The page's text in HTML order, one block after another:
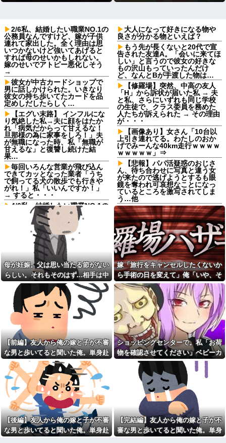
2/6私、結婚したい職業NO.1の
公務員なんですけど、嫁が子供
連れて家出した。全く理由は思
いつかないけど強いてあげると
すれば母のせいかもしれない。
嫁のせいでアトピー悪化しそう
→
彼女が中古カードショップで
男に話しかけられた。いきなり
彼女の持ち歩いてたカードを品
定めしだしたらしく…
【エグい末路】 インフルにな
り気絶した私→夫に顔をはたか
れ「病気だからって甘えるな！
旦那様の為に家事をしろ！」夫
が無職になった時、私「無職が
甘えるな」と復讐し続けた結
果…
毎回いろんな営業が飛び込ん
できてカッとなった業者「うち
で飼ってる犬の散歩でも行きや
がれ！」私「いいんですか！」
→ すると・・・
4/6私、結婚したい職業NO.1の
公務員なんですけど、嫁が子供
連れて家出した。全く理由は思
いつかないけど強いてあげると
すれば母のせいかもしれない。
嫁のせいでアトピー悪化しそう
【衝撃】 日本人「家が何千万
円もするのは狂ってる」大工
「はぁ？じゃ自分で作ってみろ
よ」→結果ｗｗｗｗｗｗ
【画像】こんな感じのクルマ
で車中泊旅したいよな？？？
みい山作者、みいちゃんでチ
ー牛なのではという疑惑が生ま
れるｗｗｗｗｗｗｗ
寺田心、週6ジム通いで体重
62kg→82kgに 110kgのベンチ
プレス持ち上げる姿披露
【悲報】親「うちの子にはゲ
ームは買い与えません。本だけ
で十分」→結果ｗｗｗ
ハンターハンターにわか「何
でも切れる刀は具現化できない(ﾆ
ﾁｯ」←これ
夫「嫁がメシマズで困ってる
んだよ。毎日つれーわｗ」義両
親「なに！食べに行く！」夫
「いや、そんな事しなくていい
からｗ」→ある日、私の作った
大人になって好きになる物や
良さが分かる物といえば？
もう先が長くないと20代で宣
告された友達A。「会いに来てほ
しい」と言うので彼女の好きな
もの沢山もっていったんだけ
ど、なんとBが手渡した物は…
【修羅場】突然、中高の友人
「H」から訴状が届いた私 → 夫
と私、さらにいずれも同じ学校
の生徒で、クラス委員を務めた
人たちが訴えられた → その理由
が・・・
【画像あり】女さん「10台以
上引き連れてる。わたしのおか
げでみーんな40km走行ｗｗｗｗ
ｗｗｗｗｗ」⇒
【悲報】パパ活疑惑のおじさ
ん、待ち合わせに写真と違う女
が来たので逃げようとするも眼
鏡を奪われ可哀想なことになっ
ているところを激写されてしま
う…他
中国製自動車、不具合により
ドアが勝手に開いてしまう件
【2/2】俺が嫁の体型について
うるさくいったり、挨拶を全く
しなかったりするんだけど、こ
れってモラハラなの？嫁が出て
行っちゃったんだが・・・
【悲報】母親に生活が苦しい
から50万くれって言われて断っ
たら縁切られたんだが
「お食い初めなんて俺になん
のメリットがあるの」「そんな
に大変なら育児やめれば？」冗
談で言ったのに本気に取られて
離婚を言い渡された
14年前に捨てられた元カノの
「托卵」が発覚し間男扱いされ
た。妻の疑いの視線の中、昔捨
てずに残していた『〇〇』を持
ち出した結果←修理屋のオッサ
ンの技術力とノリが神すぎる
彼女と結婚の話をしていた時
に言われたことが衝撃だった
彼女と結婚の話をしていた時
に言われたことが衝撃だった
犬が大嫌いで脂汗が止まらな
い私。リードをつけ放置された
犬に絡まれ、追いかけられた先
で『信じられない光景』を目撃
→必死で救急車を呼ぶも犬と取
母が妊娠。父は思い当たる節がない
らしい。それもそのはず...相手は中
1の...
嫁「旅行をキャンセルしたくないか
ら手術の日を変えて」俺「いや、そ
れおかしくない？」→納得できず…
【前編】友人から俺の嫁と子が不審
な男と歩いてると聞いた俺。単身赴
任先から興信所に相談した結果
ショッピングセンターで。私「お荷
物を確認させてください」ベビーカ
ーママ「泥棒扱いする気！？」→ゲ
ートが鳴った理由を調べた結果…
【後編】友人から俺の嫁と子が不審
な男と歩いてると聞いた俺。単身赴
【完結編】友人から俺の嫁と子が不
審な男と歩いてると聞いた俺。単身